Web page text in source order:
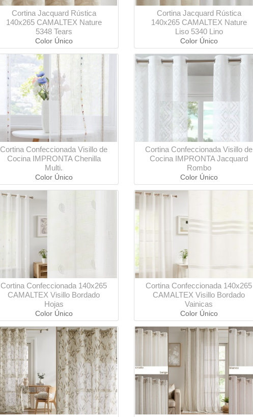
Cortina Jacquard Rústica
140x265 CAMALTEX Nature
5348 Tears
Color Único
Cortina Jacquard Rústica
140x265 CAMALTEX Nature
Liso 5340 Lino
Color Único
Cortina Confeccionada Visillo de
Cocina IMPRONTA Chenilla
Multi.
Color Único
Cortina Confeccionada Visillo de
Cocina IMPRONTA Jacquard
Rombo
Color Único
Cortina Confeccionada 140x265
CAMALTEX Visillo Bordado
Hojas
Color Único
Cortina Confeccionada 140x265
CAMALTEX Visillo Bordado
Vainicas
Color Único